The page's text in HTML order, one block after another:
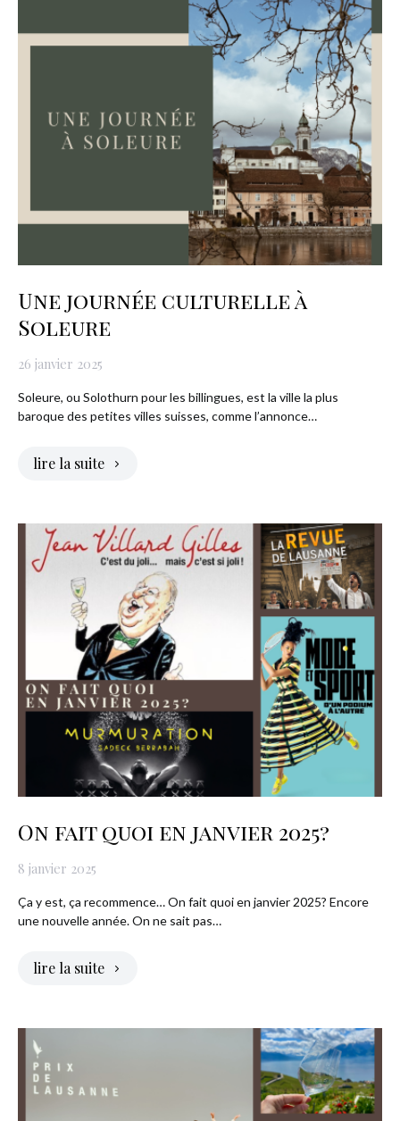
Une journée culturelle à
Soleure
26 janvier 2025
Soleure, ou Solothurn pour les billingues, est la ville la plus
baroque des petites villes suisses, comme l’annonce…
lire la suite
On fait quoi en janvier 2025?
8 janvier 2025
Ça y est, ça recommence… On fait quoi en janvier 2025? Encore
une nouvelle année. On ne sait pas…
lire la suite